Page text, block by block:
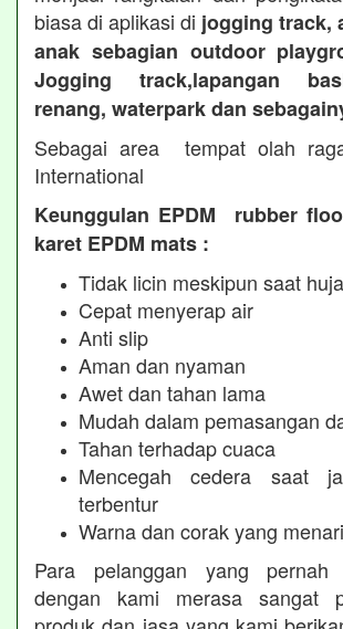
biasa di aplikasi di jogging track,
anak sebagian outdoor
Jogging track,lapangan
renang, waterpark dan
Sebagai area tempat olah
International
Keunggulan EPDM rubber
karet EPDM mats :
Tidak licin meskipun saat
Cepat menyerap air
Anti slip
Aman dan nyaman
Awet dan tahan lama
Mudah dalam pemasangan
Tahan terhadap cuaca
Mencegah cedera saat
terbentur
Warna dan corak yang
Para pelanggan yang pernah
dengan kami merasa sangat